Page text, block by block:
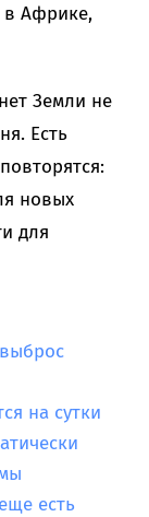
в Африке,
Земли не
Есть
новых
для
на сутки
есть